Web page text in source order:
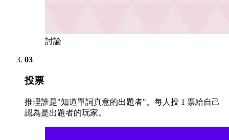
討論
03
投票
推理誰是"知道單詞真意的出題者"。每人投 1 票給自己
認為是出題者的玩家。